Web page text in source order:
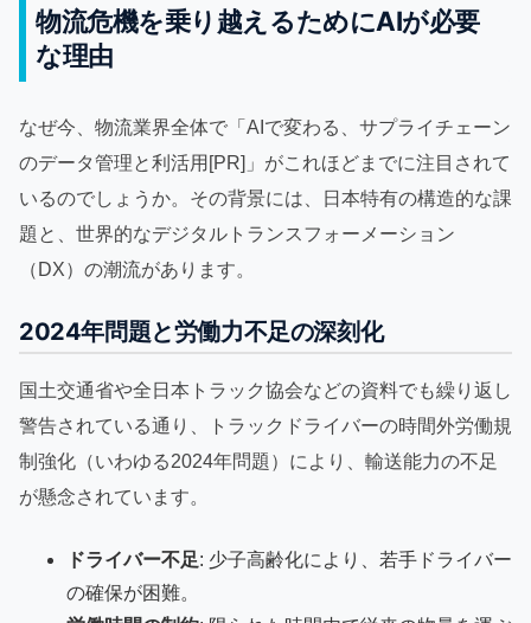
物流危機を乗り越えるためにAIが必要
な理由
なぜ今、物流業界全体で「AIで変わる、サプライチェーン
のデータ管理と利活用[PR]」がこれほどまでに注目されて
いるのでしょうか。その背景には、日本特有の構造的な課
題と、世界的なデジタルトランスフォーメーション
（DX）の潮流があります。
2024年問題と労働力不足の深刻化
国土交通省や全日本トラック協会などの資料でも繰り返し
警告されている通り、トラックドライバーの時間外労働規
制強化（いわゆる2024年問題）により、輸送能力の不足
が懸念されています。
ドライバー不足: 少子高齢化により、若手ドライバー
の確保が困難。